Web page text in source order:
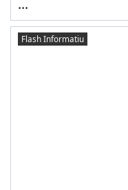
Flash Informatiu